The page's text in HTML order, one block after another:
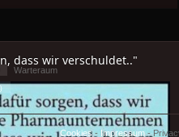
dass wir verschuldet.."
Warteraum
Cookies - Impressum -